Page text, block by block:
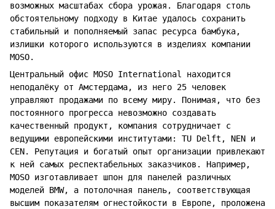
возможных масштабах сбора урожая. Благодаря столь
обстоятельному подходу в Китае удалось сохранить
стабильный и пополняемый запас ресурса бамбука,
излишки которого используются в изделиях компании
MOSO.
Центральный офис MOSO International находится
неподалёку от Амстердама, из него 25 человек
управляют продажами по всему миру. Понимая, что без
постоянного прогресса невозможно создавать
качественный продукт, компания сотрудничает с
ведущими европейскими институтами: TU Delft, NEN и
CEN. Репутация и богатый опыт организации привлекают
к ней самых респектабельных заказчиков. Например,
MOSO изготавливает шпон для панелей различных
моделей BMW, а потолочная панель, соответствующая
высшим показателям огнестойкости в Европе, проложена